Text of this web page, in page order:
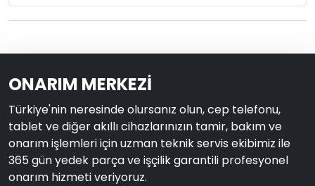
ONARIM MERKEZİ
Türkiye'nin neresinde olursanız olun, cep telefonu,
tablet ve diğer akıllı cihazlarınızın tamir, bakım ve
onarım işlemleri için uzman teknik servis ekibimiz ile
365 gün yedek parça ve işçilik garantili profesyonel
onarım hizmeti veriyoruz.